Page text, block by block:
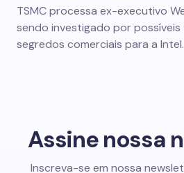
TSMC processa ex-executivo
sendo investigado por
segredos comerciais para a Intel.
Assine nossa
Inscreva-se em nossa